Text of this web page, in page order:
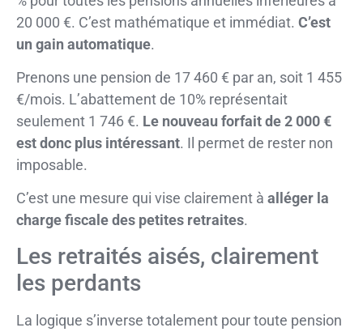
20 000 €. C’est mathématique et immédiat. C’est
un gain automatique.
Prenons une pension de 17 460 € par an, soit 1 455
€/mois. L’abattement de 10% représentait
seulement 1 746 €. Le nouveau forfait de 2 000 €
est donc plus intéressant. Il permet de rester non
imposable.
C’est une mesure qui vise clairement à alléger la
charge fiscale des petites retraites.
Les retraités aisés, clairement
les perdants
La logique s’inverse totalement pour toute pension